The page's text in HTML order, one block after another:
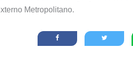
Metropolitano.